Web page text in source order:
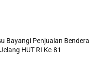
Bayangi Penjualan Bendera
HUT RI Ke-81